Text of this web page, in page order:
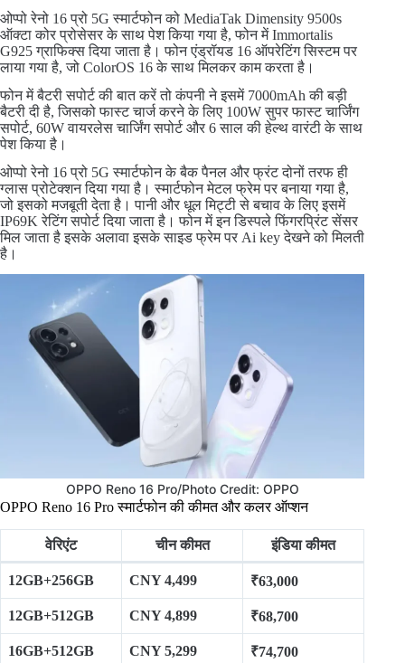
ओप्पो रेनो 16 प्रो 5G स्मार्टफोन को MediaTak Dimensity 9500s
ऑक्टा कोर प्रोसेसर के साथ पेश किया गया है, फोन में Immortalis
G925 ग्राफिक्स दिया जाता है। फोन एंड्रॉयड 16 ऑपरेटिंग सिस्टम पर
लाया गया है, जो ColorOS 16 के साथ मिलकर काम करता है।
फोन में बैटरी सपोर्ट की बात करें तो कंपनी ने इसमें 7000mAh की बड़ी
बैटरी दी है, जिसको फास्ट चार्ज करने के लिए 100W सुपर फास्ट चार्जिंग
सपोर्ट, 60W वायरलेस चार्जिंग सपोर्ट और 6 साल की हेल्थ वारंटी के साथ
पेश किया है।
ओप्पो रेनो 16 प्रो 5G स्मार्टफोन के बैक पैनल और फ्रंट दोनों तरफ ही
ग्लास प्रोटेक्शन दिया गया है। स्मार्टफोन मेटल फ्रेम पर बनाया गया है,
जो इसको मजबूती देता है। पानी और धूल मिट्टी से बचाव के लिए इसमें
IP69K रेटिंग सपोर्ट दिया जाता है। फोन में इन डिस्पले फिंगरप्रिंट सेंसर
मिल जाता है इसके अलावा इसके साइड फ्रेम पर Ai key देखने को मिलती
है।
OPPO Reno 16 Pro/Photo Credit: OPPO
OPPO Reno 16 Pro स्मार्टफोन की कीमत और कलर ऑप्शन
वेरिएंट चीन कीमत इंडिया कीमत
12GB+256GB CNY 4,499 ₹63,000
12GB+512GB CNY 4,899 ₹68,700
16GB+512GB CNY 5,299 ₹74,700